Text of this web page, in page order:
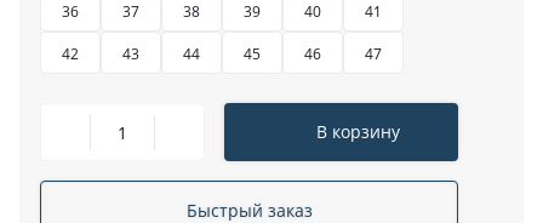
36 37 38 39 40 41
42 43 44 45 46 47
В корзину
Быстрый заказ